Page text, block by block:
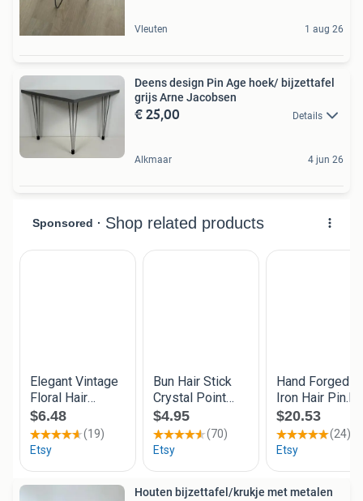
Vleuten 1 aug 26
Deens design Pin Age hoek/ bijzettafel
grijs Arne Jacobsen
€ 25,00 Details
Alkmaar 4 jun 26
Houten bijzettafel/krukje met metalen